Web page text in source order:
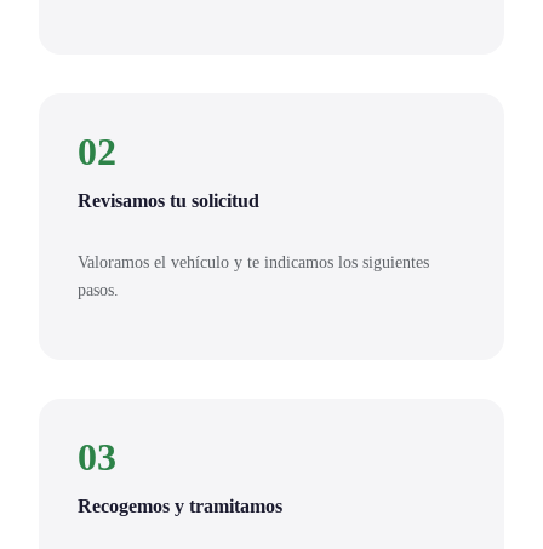
02
Revisamos tu solicitud
Valoramos el vehículo y te indicamos los siguientes
pasos.
03
Recogemos y tramitamos